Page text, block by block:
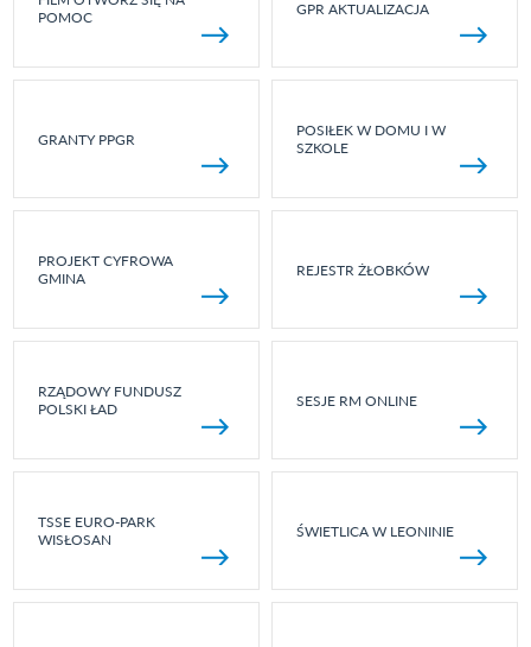
POMOC
GPR AKTUALIZACJA
GRANTY PPGR
POSIŁEK W DOMU I W
SZKOLE
PROJEKT CYFROWA
GMINA
REJESTR ŻŁOBKÓW
RZĄDOWY FUNDUSZ
POLSKI ŁAD
SESJE RM ONLINE
TSSE EURO-PARK
WISŁOSAN
ŚWIETLICA W LEONINIE